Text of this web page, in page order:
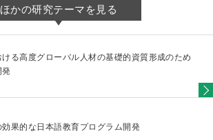
ほかの研究テーマを見る
る高度グローバル人材の基礎的資質形成のため
果的な日本語教育プログラム開発